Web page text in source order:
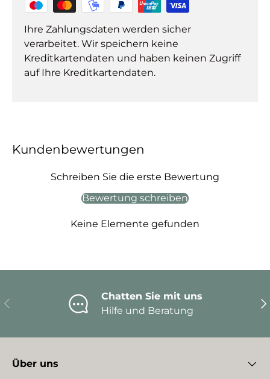
Ihre Zahlungsdaten werden sicher
verarbeitet. Wir speichern keine
Kreditkartendaten und haben keinen Zugriff
auf Ihre Kreditkartendaten.
Kundenbewertungen
Schreiben Sie die erste Bewertung
Bewertung schreiben
Keine Elemente gefunden
Vorherige
Chatten Sie mit uns
Hilfe und Beratung
Über uns